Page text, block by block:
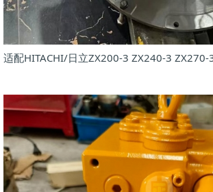
适配HITACHI/日立ZX200-3 ZX240-3